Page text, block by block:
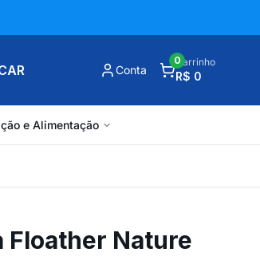
Conta
Carrinho
R$ 0
0
e Alimentação
Floather Nature